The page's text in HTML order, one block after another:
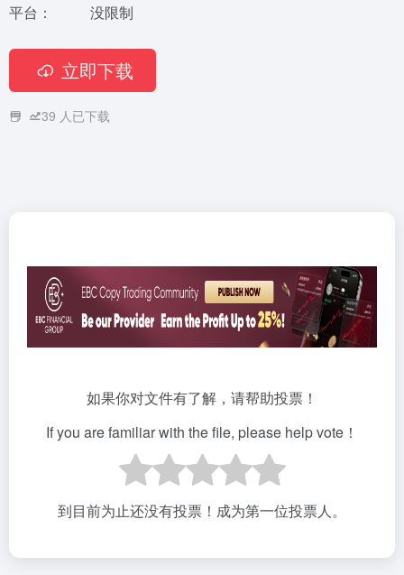
平台：
没限制
立即下载
39 人已下载
如果你对文件有了解，请帮助投票！
If you are familiar with the file, please help vote！
到目前为止还没有投票！成为第一位投票人。